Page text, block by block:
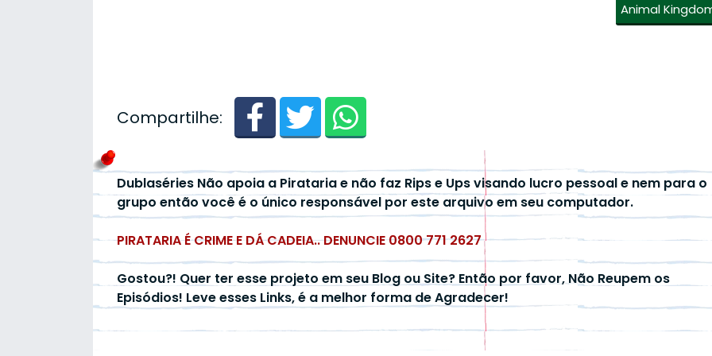
Animal
Compartilhe:
Dublaséries Não apoia a Pirataria e não faz Rips e Ups visando lucro pessoal e nem para o
grupo então você é o único responsável por este arquivo em seu computador.
PIRATARIA É CRIME E DÁ CADEIA.. DENUNCIE 0800 771 2627
Gostou?! Quer ter esse projeto em seu Blog ou Site? Então por favor, Não Reupem os
Episódios! Leve esses Links, é a melhor forma de Agradecer!